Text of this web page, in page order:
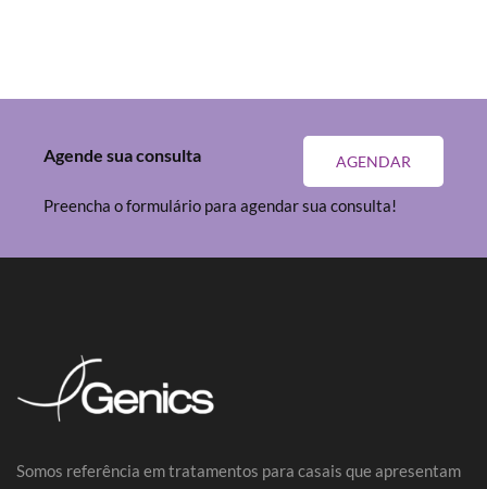
AGENDAR
Agende sua consulta
Preencha o formulário para agendar sua consulta!
Somos referência em tratamentos para casais que apresentam